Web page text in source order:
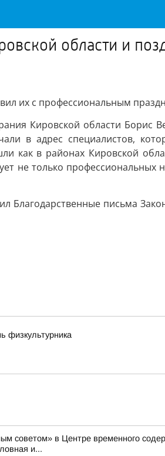
области и
их с профессиональным
Кировской области Борис
в адрес специалистов,
в районах Кировской
не только
Благодарственные письма
физкультурника
советом» в Центре временного
и...